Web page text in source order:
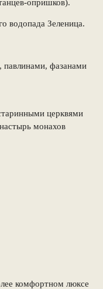
опришков).
водопада Зеленица.
павлинами, фазанами
церквями
монахов
комфортном люксе